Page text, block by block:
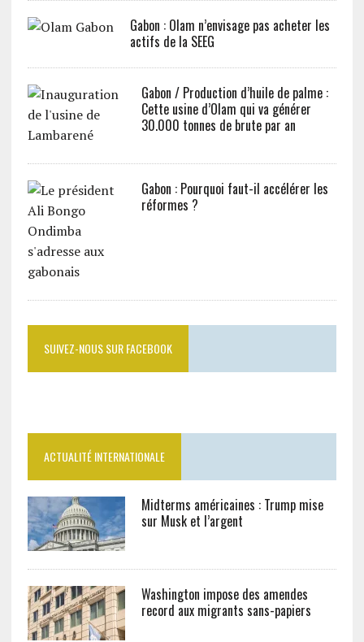
Gabon : Olam n’envisage pas acheter les
actifs de la SEEG
Gabon / Production d’huile de palme :
Cette usine d’Olam qui va générer
30.000 tonnes de brute par an
Gabon : Pourquoi faut-il accélérer les
réformes ?
SUIVEZ-NOUS SUR FACEBOOK
ACTUALITÉ INTERNATIONALE
Midterms américaines : Trump mise
sur Musk et l’argent
Washington impose des amendes
record aux migrants sans-papiers